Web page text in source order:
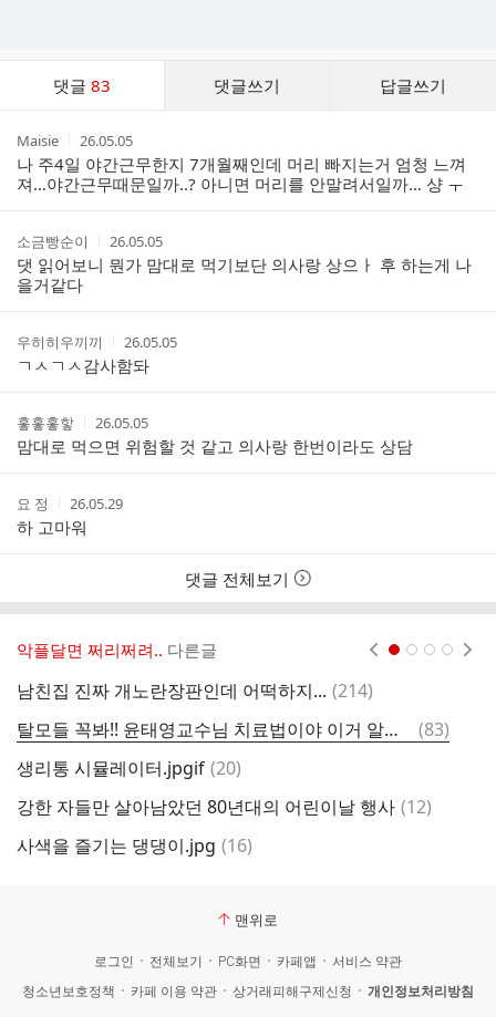
댓글83 댓글쓰기 답글쓰기
트
작
성
자
Maisie
작
성
시
간
26.05.05
나 주4일 야간근무한지 7개월째인데 머리 빠지는거 엄청 느껴
져…야간근무때문일까..? 아니면 머리를 안말려서일까… 샹 ㅜ
작
성
자
소금빵순이
작
성
시
26.05.05
댓 읽어보니 뭔가 맘대로 먹기보단 의사랑 상으ㅏ 후 하는게 나
을거같다
작
성
자
우히히우끼끼
작
성
시
간
26.05.05
ㄱㅅㄱㅅ감사함돠
작
성
자
홓홓홓핳
작
성
시
간
26.05.05
맘대로 먹으면 위험할 것 같고 의사랑 한번이라도 상담
작
성
자
요 정
작
성
시
간
26.05.29
하 고마워
댓글 전체보기
악플달면 쩌리쩌려.. 다른글
남친집 진짜 개노란장판인데 어떡하지... 댓
(214)
탈모들 꼭봐!! 윤태영교수님 치료법이야 이거 알면 대학병원 안가도돼
댓
글
(83)
생리통 시뮬레이터.jpgif 댓
(20)
강한 자들만 살아남았던 80년대의 어린이날 행사 댓
(12)
사색을 즐기는 댕댕이.jpg 댓
(16)
맨위로
로그인 전체보기 PC화면 카페앱
서비스 약관
청소년보호정책
카페 이용 약관 상거래피해구제신청 개인정보처리방침